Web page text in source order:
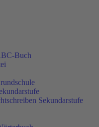
Buch
Sekundarstufe